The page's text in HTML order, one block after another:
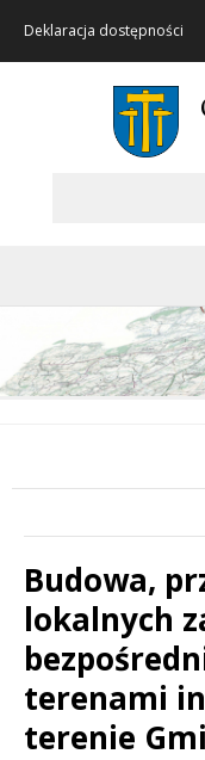
Deklaracja dostępności
Budowa,
lokalnych
terenami
terenie